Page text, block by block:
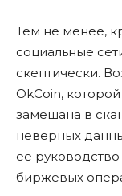
Тем не менее,
социальные
скептически.
OkCoin,
замешана в
неверных
ее
биржевых